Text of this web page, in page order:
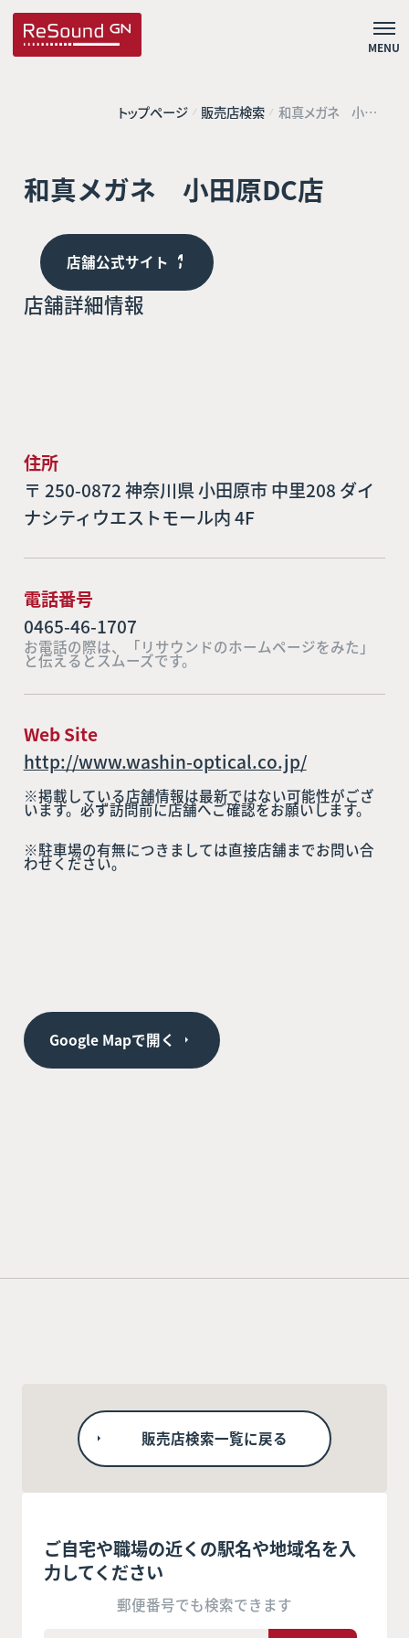
MENU
トップページ 販売店検索 和真メガネ 小田
原DC店
和真メガネ 小田原DC店
店舗公式サイト
店舗詳細情報
住所
〒 250-0872 神奈川県 小田原市 中里208 ダイ
ナシティウエストモール内 4F
電話番号
0465-46-1707
お電話の際は、「リサウンドのホームページをみた」
と伝えるとスムーズです。
Web Site
http://www.washin-optical.co.jp/
※掲載している店舗情報は最新ではない可能性がござ
います。必ず訪問前に店舗へご確認をお願いします。
※駐車場の有無につきましては直接店舗までお問い合
わせください。
Google Mapで開く
販売店検索一覧に戻る
ご自宅や職場の近くの駅名や地域名を入
力してください
郵便番号でも検索できます